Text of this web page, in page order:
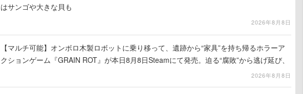
はサンゴや大きな貝も
2026年8月8日
【マルチ可能】オンボロ木製ロボットに乗り移って、遺跡から“家具”を持ち帰るホラーア
クションゲーム『GRAIN ROT』が本日8月8日Steamにて発売。迫る“腐敗”から逃げ延び、
2026年8月8日